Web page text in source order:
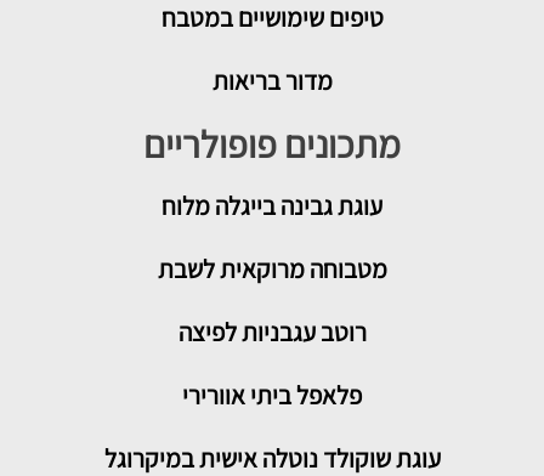
טיפים שימושיים במטבח
מדור בריאות
מתכונים פופולריים
עוגת גבינה בייגלה מלוח
מטבוחה מרוקאית לשבת
רוטב עגבניות לפיצה
פלאפל ביתי אוורירי
עוגת שוקולד נוטלה אישית במיקרוגל